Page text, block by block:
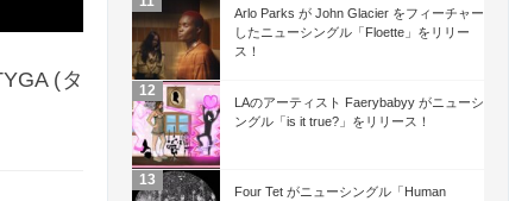
(タ
Arlo Parks が John Glacier をフィーチャー
したニューシングル「Floette」をリリー
ス！
LAのアーティスト Faerybabyy がニューシ
ングル「is it true?」をリリース！
Four Tet がニューシングル「Human